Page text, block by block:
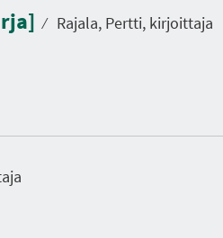
⁄ Rajala, Pertti, kirjoittaja